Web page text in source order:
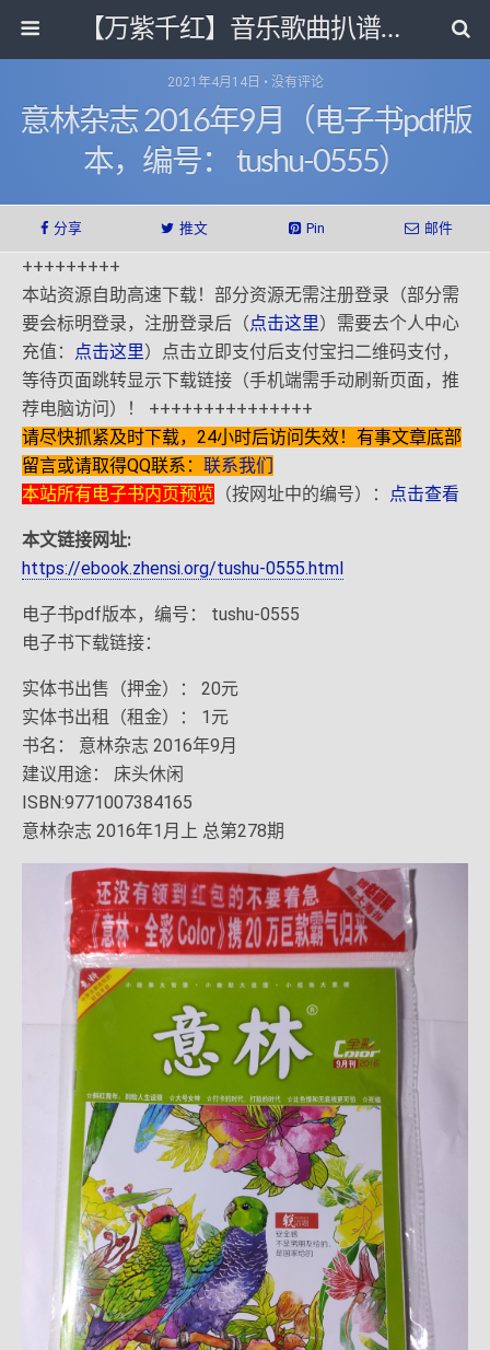
【万紫千红】音乐歌曲扒谱打带和电子书影视剧资源网
2021年4月14日 • 没有评论
意林杂志 2016年9月（电子书pdf版
本，编号： tushu-0555）
分享 推文 Pin 邮件
+++++++++
本站资源自助高速下载！部分资源无需注册登录（部分需
要会标明登录，注册登录后（点击这里）需要去个人中心
充值：
点击这里）点击立即支付后支付宝扫二维码支付，
等待页面跳转显示下载链接（手机端需手动刷新页面，推
荐电脑访问）！ +++++++++++++++
请尽快抓紧及时下载，24小时后访问失效！有事文章底部
留言或请取得QQ联系： 联系我们
本站所有电子书内页预览 （按网址中的编号）： 点击查看
本文链接网址:
https://ebook.zhensi.org/tushu-0555.html
电子书pdf版本，编号： tushu-0555
电子书下载链接：
实体书出售（押金）： 20元
实体书出租（租金）： 1元
书名： 意林杂志 2016年9月
建议用途： 床头休闲
ISBN:9771007384165
意林杂志 2016年1月上 总第278期